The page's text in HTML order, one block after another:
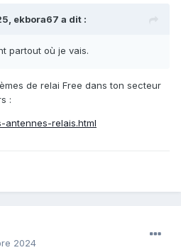
ekbora67 a dit :
partout où je vais.
de relai Free dans ton secteur
:
antennes-relais.html
2024